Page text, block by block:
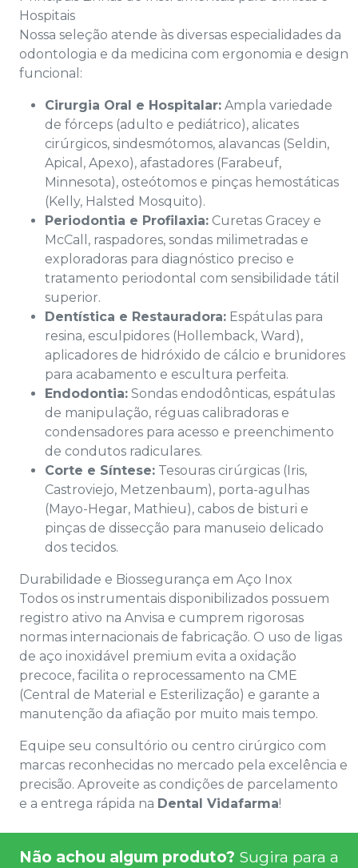
Hospitais
Nossa seleção atende às diversas especialidades da
odontologia e da medicina com ergonomia e design
funcional:
Cirurgia Oral e Hospitalar: Ampla variedade
de fórceps (adulto e pediátrico), alicates
cirúrgicos, sindesmótomos, alavancas (Seldin,
Apical, Apexo), afastadores (Farabeuf,
Minnesota), osteótomos e pinças hemostáticas
(Kelly, Halsted Mosquito).
Periodontia e Profilaxia: Curetas Gracey e
McCall, raspadores, sondas milimetradas e
exploradoras para diagnóstico preciso e
tratamento periodontal com sensibilidade tátil
superior.
Dentística e Restauradora: Espátulas para
resina, esculpidores (Hollemback, Ward),
aplicadores de hidróxido de cálcio e brunidores
para acabamento e escultura perfeita.
Endodontia: Sondas endodônticas, espátulas
de manipulação, réguas calibradoras e
condensadores para acesso e preenchimento
de condutos radiculares.
Corte e Síntese: Tesouras cirúrgicas (Iris,
Castroviejo, Metzenbaum), porta-agulhas
(Mayo-Hegar, Mathieu), cabos de bisturi e
pinças de dissecção para manuseio delicado
dos tecidos.
Durabilidade e Biossegurança em Aço Inox
Todos os instrumentais disponibilizados possuem
registro ativo na Anvisa e cumprem rigorosas
normas internacionais de fabricação. O uso de ligas
de aço inoxidável premium evita a oxidação
precoce, facilita o reprocessamento na CME
(Central de Material e Esterilização) e garante a
manutenção da afiação por muito mais tempo.
Equipe seu consultório ou centro cirúrgico com
marcas reconhecidas no mercado pela excelência e
precisão. Aproveite as condições de parcelamento
e a entrega rápida na Dental Vidafarma!
Não achou algum produto? Sugira para a